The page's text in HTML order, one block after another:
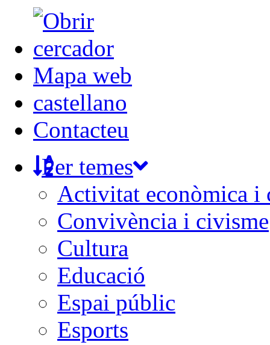
Mapa web
castellano
Contacteu
Per temes
Activitat econòmica i
Convivència i civisme
Cultura
Educació
Espai públic
Esports